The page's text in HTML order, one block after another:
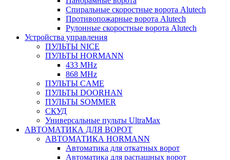
Спиральные скоростные ворота Alutech
Противопожарные ворота Alutech
Рулонные скоростные ворота Alutech
Устройства управления
ПУЛЬТЫ NICE
ПУЛЬТЫ HORMANN
433 MHz
868 MHz
ПУЛЬТЫ CAME
ПУЛЬТЫ DOORHAN
ПУЛЬТЫ SOMMER
СКУД
Универсальные пульты UltraMax
АВТОМАТИКА ДЛЯ ВОРОТ
АВТОМАТИКА HORMANN
Автоматика для откатных ворот
Автоматика для распашных ворот